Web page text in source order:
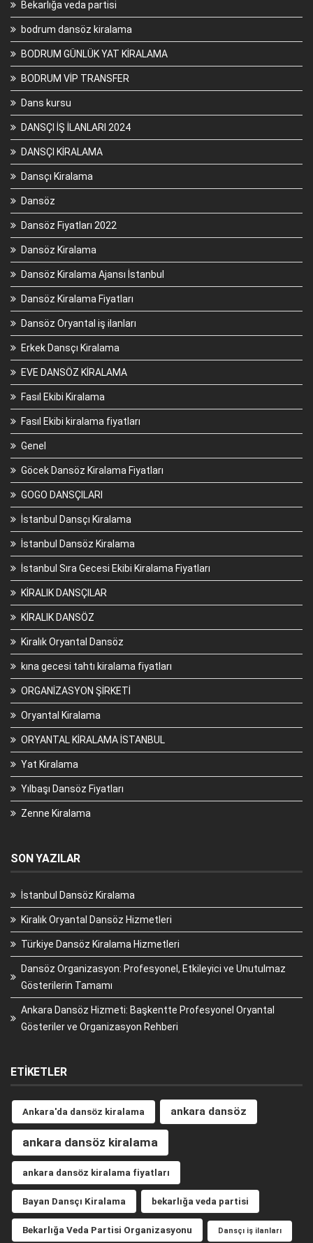
Bekarlığa veda partisi
bodrum dansöz kiralama
BODRUM GÜNLÜK YAT KİRALAMA
BODRUM VİP TRANSFER
Dans kursu
DANSÇI İŞ İLANLARI 2024
DANSÇI KİRALAMA
Dansçı Kiralama
Dansöz
Dansöz Fiyatları 2022
Dansöz Kiralama
Dansöz Kiralama Ajansı İstanbul
Dansöz Kiralama Fiyatları
Dansöz Oryantal iş ilanları
Erkek Dansçı Kiralama
EVE DANSÖZ KİRALAMA
Fasıl Ekibi Kiralama
Fasıl Ekibi kiralama fiyatları
Genel
Göcek Dansöz Kiralama Fiyatları
GOGO DANSÇILARI
İstanbul Dansçı Kiralama
İstanbul Dansöz Kiralama
İstanbul Sıra Gecesi Ekibi Kiralama Fiyatları
KİRALIK DANSÇILAR
KİRALIK DANSÖZ
Kiralık Oryantal Dansöz
kına gecesi tahtı kiralama fiyatları
ORGANİZASYON ŞİRKETİ
Oryantal Kiralama
ORYANTAL KİRALAMA İSTANBUL
Yat Kiralama
Yılbaşı Dansöz Fiyatları
Zenne Kiralama
SON YAZILAR
İstanbul Dansöz Kiralama
Kiralık Oryantal Dansöz Hizmetleri
Türkiye Dansöz Kiralama Hizmetleri
Dansöz Organizasyon: Profesyonel, Etkileyici ve Unutulmaz
Gösterilerin Tamamı
Ankara Dansöz Hizmeti: Başkentte Profesyonel Oryantal
Gösteriler ve Organizasyon Rehberi
ETIKETLER
Ankara'da dansöz kiralama ankara dansöz
ankara dansöz kiralama
ankara dansöz kiralama fiyatları
Bayan Dansçı Kiralama bekarlığa veda partisi
Bekarlığa Veda Partisi Organizasyonu Dansçı iş ilanları